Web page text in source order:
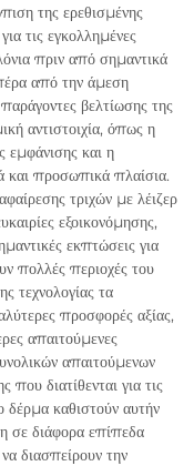
της ερεθισμένης
τις εγκολλημένες
πριν από σημαντικά
από την άμεση
βελτίωσης της
αντιστοιχία, όπως η
εμφάνισης και η
και προσωπικά πλαίσια.
τριχών με λέιζερ
εξοικονόμησης,
εκπτώσεις για
πολλές περιοχές του
τεχνολογίας τα
προσφορές αξίας,
απαιτούμενες
απαιτούμενων
διατίθενται για τις
δέρμα καθιστούν αυτήν
σε διάφορα επίπεδα
διασπείρουν την